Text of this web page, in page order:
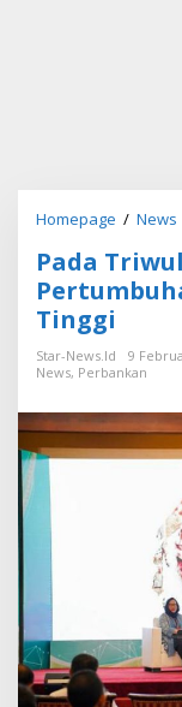
Homepage / News
i
l
t
0
3
Pada
Tinggi
Star-News.id
9
News, Perbankan